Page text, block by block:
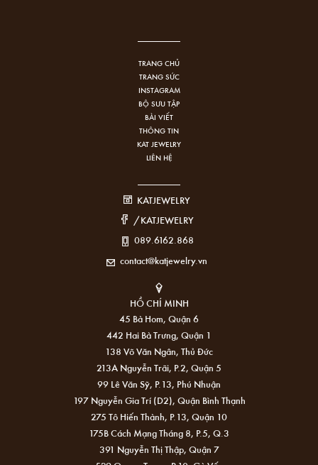
TRANG CHỦ
TRANG SỨC
INSTAGRAM
BỘ SƯU TẬP
BÀI VIẾT
THÔNG TIN
KAT JEWELRY
LIÊN HỆ
KATJEWELRY
/KATJEWELRY
089.6162.868
contact@katjewelry.vn
HỒ CHÍ MINH
45 Bà Hom, Quận 6
442 Hai Bà Trưng, Quận 1
138 Võ Văn Ngân, Thủ Đức
213A Nguyễn Trãi, P.2, Quận 5
99 Lê Văn Sỹ, P.13, Phú Nhuận
197 Nguyễn Gia Trí (D2), Quận Bình Thạnh
275 Tô Hiến Thành, P.13, Quận 10
175B Cách Mạng Tháng 8, P.5, Q.3
391 Nguyễn Thị Thập, Quận 7